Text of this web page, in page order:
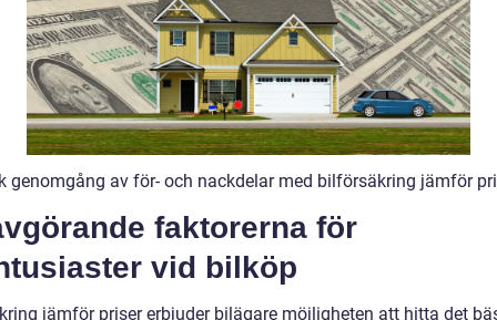
genomgång av för- och nackdelar med bilförsäkring jämför
faktorerna för
vid bilköp
jämför priser erbjuder bilägare möjligheten att hitta det